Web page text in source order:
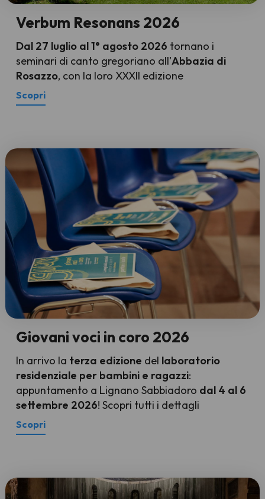
Verbum Resonans 2026
Dal 27 luglio al 1° agosto 2026 tornano i
seminari di canto gregoriano all'Abbazia di
Rosazzo, con la loro XXXII edizione
Scopri
Giovani voci in coro 2026
In arrivo la terza edizione del laboratorio
residenziale per bambini e ragazzi:
appuntamento a Lignano Sabbiadoro dal 4 al 6
settembre 2026! Scopri tutti i dettagli
Scopri